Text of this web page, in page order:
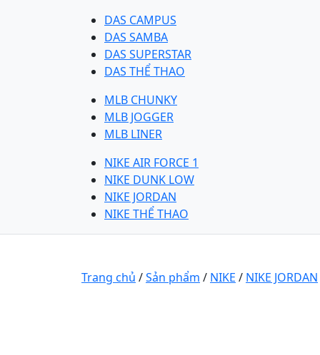
DAS CAMPUS
DAS SAMBA
DAS SUPERSTAR
DAS THỂ THAO
MLB CHUNKY
MLB JOGGER
MLB LINER
NIKE AIR FORCE 1
NIKE DUNK LOW
NIKE JORDAN
NIKE THỂ THAO
Trang chủ /Sản phẩm / NIKE / NIKE JORDAN